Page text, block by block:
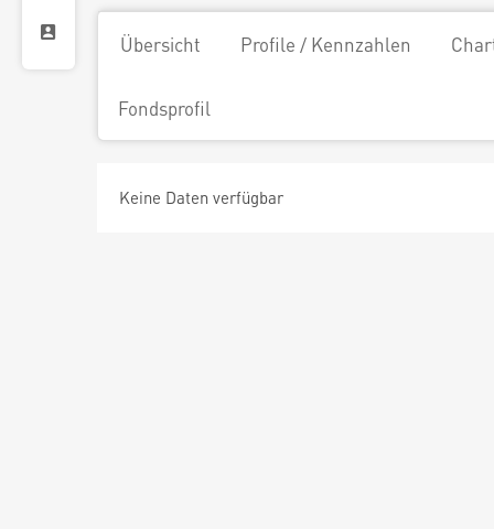
Übersicht Profile / Kennzahlen
Fondsprofil
Keine Daten verfügbar